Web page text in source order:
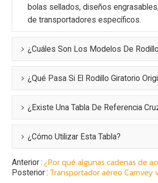
bolas sellados, diseños
de transportadores específicos.
¿Cuáles Son Los Modelos De
¿Qué Pasa Si El Rodillo Giratorio
¿Existe Una Tabla De Referencia
¿Cómo Utilizar Esta Tabla?
Anterior ¿Por qué algunas cadenas de
Posterior Transportador aéreo